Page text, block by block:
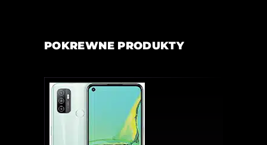
POKREWNE PRODUKTY